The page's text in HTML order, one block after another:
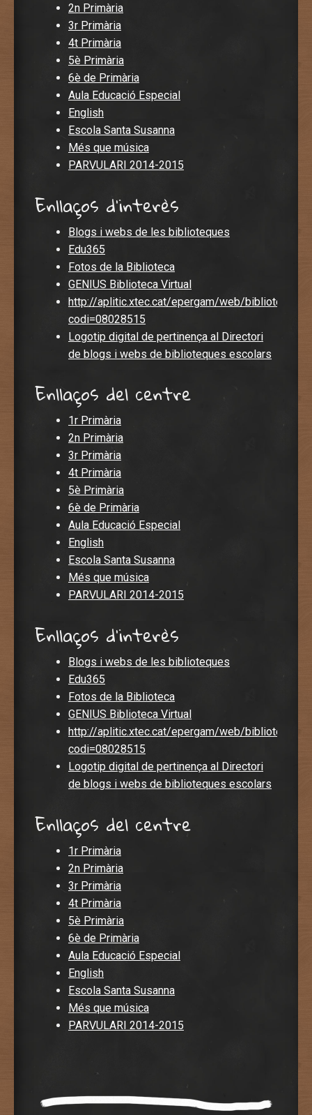
2n Primària
3r Primària
4t Primària
5è Primària
6è de Primària
Aula Educació Especial
English
Escola Santa Susanna
Més que música
PARVULARI 2014-2015
Enllaços d'interès
Blogs i webs de les biblioteques
Edu365
Fotos de la Biblioteca
GENIUS Biblioteca Virtual
http://aplitic.xtec.cat/epergam/web/
codi=08028515
Logotip digital de pertinença al Directori
de blogs i webs de biblioteques escolars
Enllaços del centre
1r Primària
2n Primària
3r Primària
4t Primària
5è Primària
6è de Primària
Aula Educació Especial
English
Escola Santa Susanna
Més que música
PARVULARI 2014-2015
Enllaços d'interès
Blogs i webs de les biblioteques
Edu365
Fotos de la Biblioteca
GENIUS Biblioteca Virtual
http://aplitic.xtec.cat/epergam/web/
codi=08028515
Logotip digital de pertinença al Directori
de blogs i webs de biblioteques escolars
Enllaços del centre
1r Primària
2n Primària
3r Primària
4t Primària
5è Primària
6è de Primària
Aula Educació Especial
English
Escola Santa Susanna
Més que música
PARVULARI 2014-2015